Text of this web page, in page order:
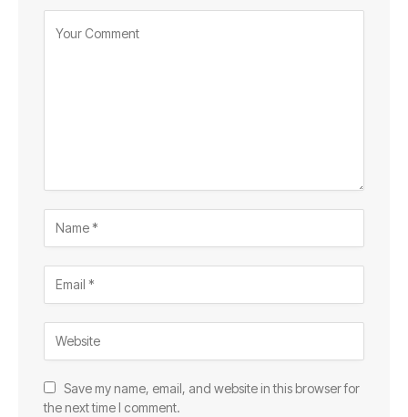
Save my name, email, and website in this browser for
the next time I comment.